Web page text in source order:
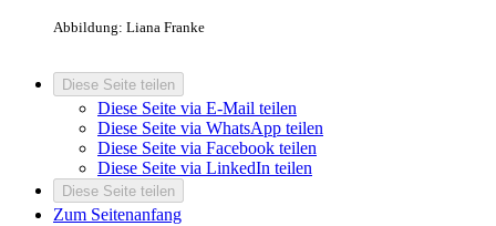
Abbildung: Liana Franke
Diese Seite teilen
Diese Seite via E-Mail teilen
Diese Seite via WhatsApp teilen
Diese Seite via Facebook teilen
Diese Seite via LinkedIn teilen
Diese Seite teilen
Zum Seitenanfang